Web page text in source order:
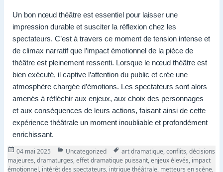
Un bon nœud théâtre est essentiel pour laisser une
impression durable et susciter la réflexion chez les
spectateurs. C’est à travers ce moment de tension intense et
de climax narratif que l’impact émotionnel de la pièce de
théâtre est pleinement ressenti. Lorsque le nœud théâtre est
bien exécuté, il captive l’attention du public et crée une
atmosphère chargée d’émotions. Les spectateurs sont alors
amenés à réfléchir aux enjeux, aux choix des personnages
et aux conséquences de leurs actions, faisant ainsi de cette
expérience théâtrale un moment inoubliable et profondément
enrichissant.
Publié
le
04 mai 2025 Catégories
Uncategorized Tags
art dramatique,conflits,décisions
majeures,dramaturges,effet dramatique puissant,enjeux élevés, impact
émotionnel, intérêt des spectateurs, intrigue théâtrale, metteurs en scène,